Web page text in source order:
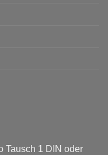
Tausch 1 DIN oder